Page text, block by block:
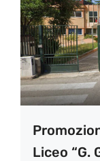
Liceo “G.